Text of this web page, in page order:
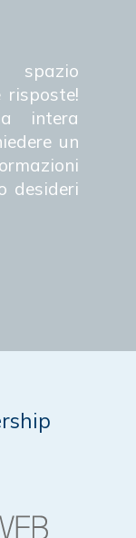
spazio
intera
un
desideri